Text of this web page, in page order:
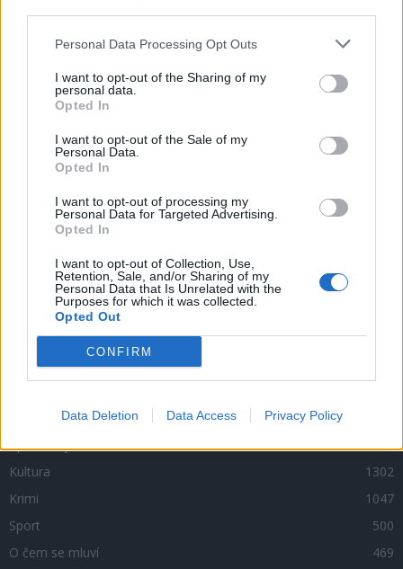
Personal Data Processing Opt Outs
I want to opt-out of the Sharing of my
personal data.
Opted In
I want to opt-out of the Sale of my
Personal Data.
Opted In
I want to opt-out of processing my
Personal Data for Targeted Advertising.
Opted In
I want to opt-out of Collection, Use,
Retention, Sale, and/or Sharing of my
Personal Data that Is Unrelated with the
Purposes for which it was collected.
Opted Out
CONFIRM
Data Deletion Data Access Privacy Policy
NEJČTENĚJŠÍ ČLÁNKY
Lazsko zřídilo transparentní účet na pomoc
mladé mamince, náhle postižené mrtvicí
Krampuslauf přilákal tisíce lidí nejen z Příbrami
AKTUALIZOVÁNO: Bývalý objekt Las Vegas na
Trhovkách lehl popelem
OBLÍBENÉ KATEGORIE
Kultura
1302
Krimi
1047
Sport
500
O čem se mluví
469